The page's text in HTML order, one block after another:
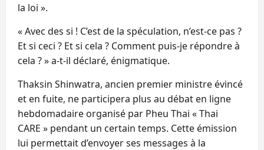
la loi ».
« Avec des si ! C’est de la spéculation, n’est-ce pas ?
Et si ceci ? Et si cela ? Comment puis-je répondre à
cela ? » a-t-il déclaré, énigmatique.
Thaksin Shinwatra, ancien premier ministre évincé
et en fuite, ne participera plus au débat en ligne
hebdomadaire organisé par Pheu Thai « Thai
CARE » pendant un certain temps. Cette émission
lui permettait d’envoyer ses messages à la